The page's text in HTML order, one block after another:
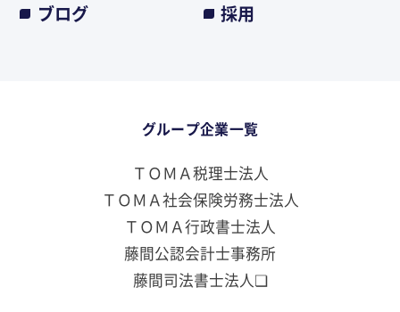
ブログ
採用
グループ企業一覧
ＴＯＭＡ税理士法人
ＴＯＭＡ社会保険労務士法人
ＴＯＭＡ行政書士法人
藤間公認会計士事務所
藤間司法書士法人❏